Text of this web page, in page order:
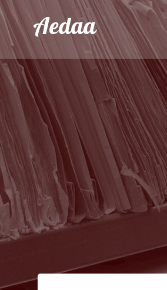
Aller
au
contenuAedaa